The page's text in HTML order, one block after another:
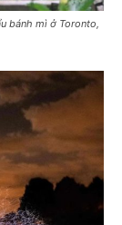
bánh mì ở Toronto,